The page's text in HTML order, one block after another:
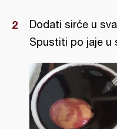
Dodati sirće u
Spustiti po jaje u